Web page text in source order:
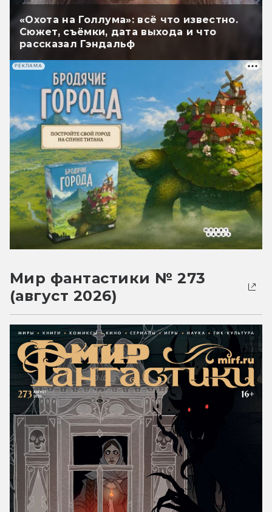
«Охота на Голлума»: всё что известно.
Сюжет, съёмки, дата выхода и что
рассказал Гэндальф
РЕКЛАМА
Мир фантастики № 273
(август 2026)